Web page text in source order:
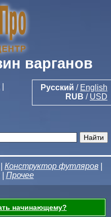
варганов
Русский / English
RUB / USD
Конструктор футляров
| Прочее
начинающему?